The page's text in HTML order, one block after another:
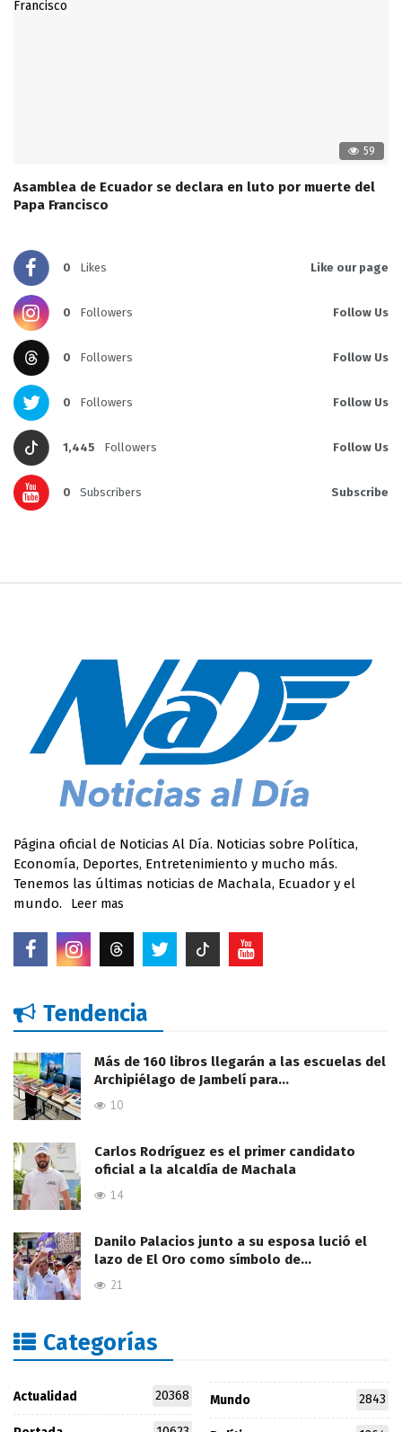
59
Asamblea de Ecuador se declara en luto por muerte del
Papa Francisco
0 Likes Like our page
0 Followers Follow Us
0 Followers Follow Us
0 Followers Follow Us
1,445 Followers Follow Us
0 Subscribers Subscribe
Página oficial de Noticias Al Día. Noticias sobre Política,
Economía, Deportes, Entretenimiento y mucho más.
Tenemos las últimas noticias de Machala, Ecuador y el
mundo.
Leer mas
Tendencia
Más de 160 libros llegarán a las escuelas del
Archipiélago de Jambelí para…
10
Carlos Rodríguez es el primer candidato
oficial a la alcaldía de Machala
14
Danilo Palacios junto a su esposa lució el
lazo de El Oro como símbolo de…
21
Categorías
Actualidad 20368 Mundo 2843